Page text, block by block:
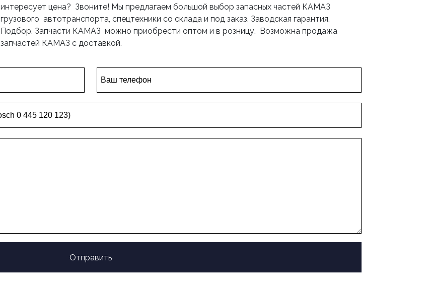
интересует цена? Звоните! Мы предлагаем большой выбор запасных частей КАМАЗ
грузового автотранспорта, спецтехники со склада и под заказ. Заводская гарантия.
Подбор. Запчасти КАМАЗ можно приобрести оптом и в розницу. Возможна продажа
запчастей КАМАЗ с доставкой.
Отправить